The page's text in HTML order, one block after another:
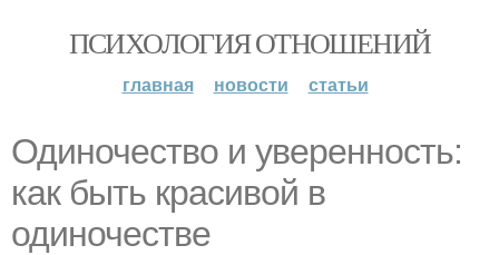
ПСИХОЛОГИЯ ОТНОШЕНИЙ
главная новости статьи
Одиночество и уверенность:
как быть красивой в
одиночестве